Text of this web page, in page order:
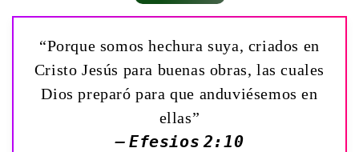
“Porque somos hechura suya, criados en
Cristo Jesús para buenas obras, las cuales
Dios preparó para que anduviésemos en
ellas”
— Efesios 2:10